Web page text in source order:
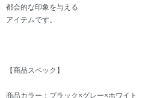
都会的な印象を与える
アイテムです。
【商品スペック】
商品カラー：ブラック×グレー×ホワイト